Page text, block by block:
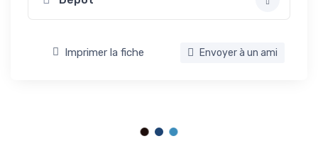
Imprimer la fiche Envoyer à un ami